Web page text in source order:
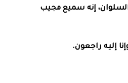
السلوان، إنه سميع مجيب
إليه راجعون.